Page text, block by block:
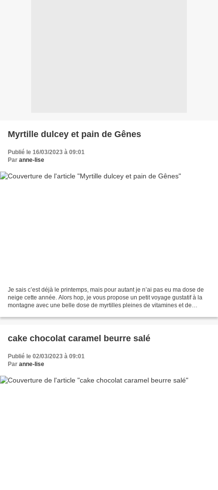
Myrtille dulcey et pain de Gênes
Publié le 16/03/2023 à 09:01
Par anne-lise
Je sais c’est déjà le printemps, mais pour autant je n’ai pas eu ma dose de
neige cette année. Alors hop, je vous propose un petit voyage gustatif à la
montagne avec une belle dose de myrtilles pleines de vitamines et de
cake chocolat caramel beurre salé
Publié le 02/03/2023 à 09:01
Par anne-lise